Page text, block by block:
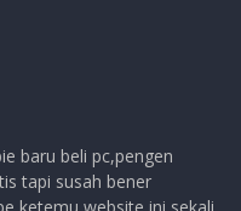
baru beli pc,pengen
tapi susah bener